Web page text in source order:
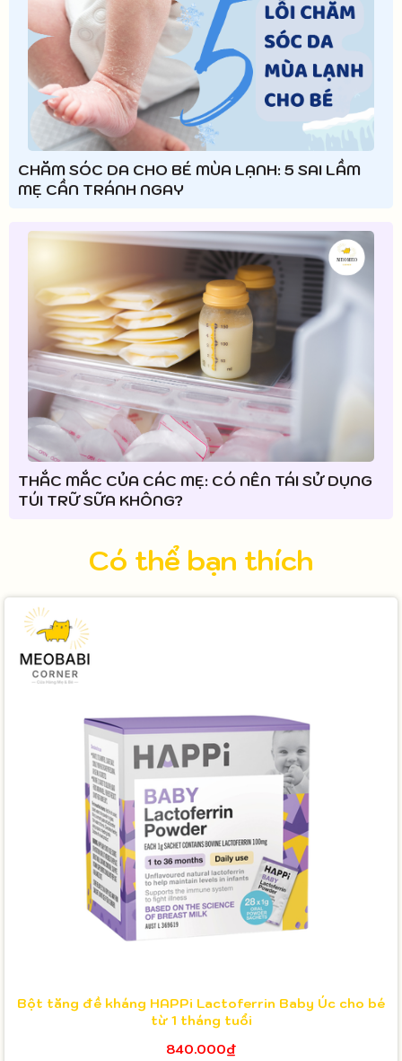
CHĂM SÓC DA CHO BÉ MÙA LẠNH: 5 SAI LẦM
MẸ CẦN TRÁNH NGAY
THẮC MẮC CỦA CÁC MẸ: CÓ NÊN TÁI SỬ DỤNG
TÚI TRỮ SỮA KHÔNG?
Có thể bạn thích
Bột tăng đề kháng HAPPi Lactoferrin Baby Úc cho bé
từ 1 tháng tuổi
840.000₫